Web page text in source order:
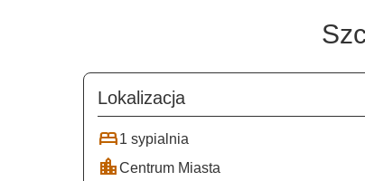
Lokalizacja
bed1 sypialnia
location_cityCentrum Miasta